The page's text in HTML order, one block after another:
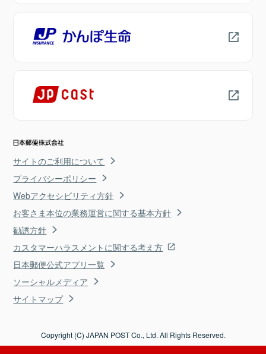
サイトのご利用について
プライバシーポリシー
Webアクセシビリティ方針
お客さま本位の業務運営に関する基本方針
勧誘方針
カスタマーハラスメントに関する考え方
日本郵便公式アプリ一覧
ソーシャルメディア
サイトマップ
Copyright (C) JAPAN POST Co., Ltd. All Rights Reserved.